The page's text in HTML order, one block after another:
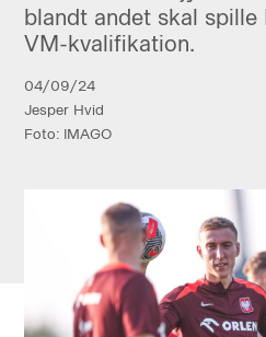
blandt andet skal spille
VM-kvalifikation.
04/09/24
Jesper Hvid
Foto: IMAGO